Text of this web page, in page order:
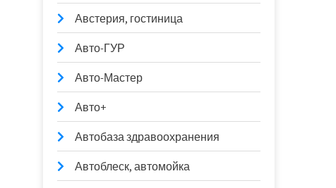
Австерия, гостиница
Авто-ГУР
Авто-Мастер
Авто+
Автобаза здравоохранения
Автоблеск, автомойка